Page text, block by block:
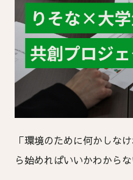
「環境のために何かしな
ら始めればいいかわから